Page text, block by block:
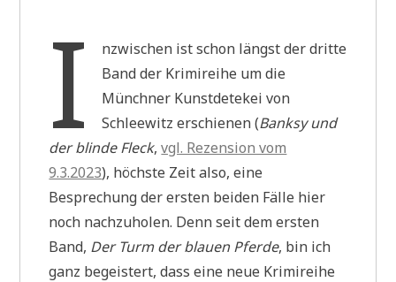
I
nzwischen ist schon längst der dritte
Band der Krimireihe um die
Münchner Kunstdetekei von
Schleewitz erschienen (Banksy und
der blinde Fleck,vgl. Rezension vom
9.3.2023), höchste Zeit also, eine
Besprechung der ersten beiden Fälle hier
noch nachzuholen. Denn seit dem ersten
Band, Der Turm der blauen Pferde, bin ich
ganz begeistert, dass eine neue Krimireihe